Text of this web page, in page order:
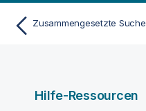
Zusammengesetzte Suche
Hilfe-Ressourcen